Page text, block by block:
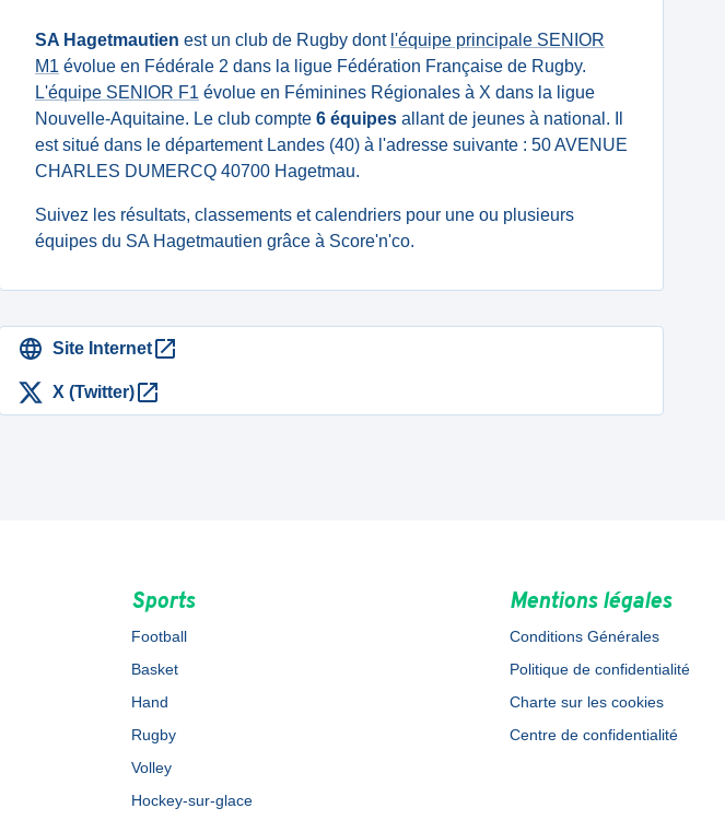
SA Hagetmautien est un club de Rugby dont l'équipe principale SENIOR
M1 évolue en Fédérale 2 dans la ligue Fédération Française de Rugby.
L'équipe SENIOR F1 évolue en Féminines Régionales à X dans la ligue
Nouvelle-Aquitaine. Le club compte 6 équipes allant de jeunes à national. Il
est situé dans le département Landes (40) à l'adresse suivante : 50 AVENUE
CHARLES DUMERCQ 40700 Hagetmau.
Suivez les résultats, classements et calendriers pour une ou plusieurs
équipes du SA Hagetmautien grâce à Score'n'co.
Site Internet
X (Twitter)
Sports
Football
Basket
Hand
Rugby
Volley
Hockey-sur-glace
Mentions légales
Conditions Générales
Politique de confidentialité
Charte sur les cookies
Centre de confidentialité